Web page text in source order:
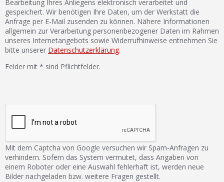
Bearbeitung Ihres Anliegens elektronisch verarbeitet und
gespeichert. Wir benötigen Ihre Daten, um der Werkstatt die
Anfrage per E-Mail zusenden zu können. Nähere Informationen
allgemein zur Verarbeitung personenbezogener Daten im Rahmen
unseres Internetangebots sowie Widerrufhinweise entnehmen Sie
bitte unserer Datenschutzerklärung.
Felder mit * sind Pflichtfelder.
Mit dem Captcha von Google versuchen wir Spam-Anfragen zu
verhindern. Sofern das System vermutet, dass Angaben von
einem Roboter oder eine Auswahl fehlerhaft ist, werden neue
Bilder nachgeladen bzw. weitere Fragen gestellt.